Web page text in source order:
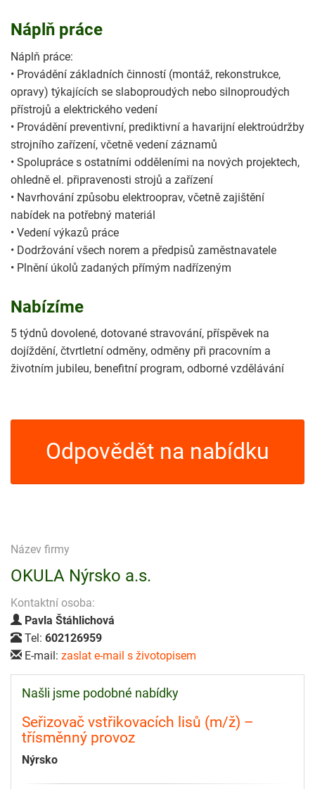
Náplň práce
Náplň práce:
• Provádění základních činností (montáž, rekonstrukce,
opravy) týkajících se slaboproudých nebo silnoproudých
přístrojů a elektrického vedení
• Provádění preventivní, prediktivní a havarijní elektroúdržby
strojního zařízení, včetně vedení záznamů
• Spolupráce s ostatními odděleními na nových projektech,
ohledně el. připravenosti strojů a zařízení
• Navrhování způsobu elektrooprav, včetně zajištění
nabídek na potřebný materiál
• Vedení výkazů práce
• Dodržování všech norem a předpisů zaměstnavatele
• Plnění úkolů zadaných přímým nadřízeným
Nabízíme
5 týdnů dovolené, dotované stravování, příspěvek na
dojíždění, čtvrtletní odměny, odměny při pracovním a
životním jubileu, benefitní program, odborné vzdělávání
Odpovědět na nabídku
Název firmy
OKULA Nýrsko a.s.
Kontaktní osoba:
Pavla Štáhlichová
Tel: 602126959
E-mail: zaslat e-mail s životopisem
Našli jsme podobné nabídky
Seřizovač vstřikovacích lisů (m/ž) –
třísměnný provoz
Nýrsko